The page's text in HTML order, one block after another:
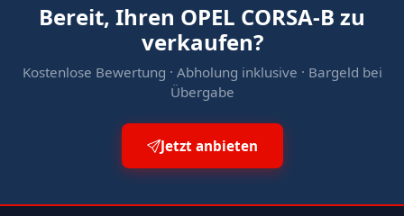
Bereit, Ihren OPEL CORSA-B zu
verkaufen?
Kostenlose Bewertung · Abholung inklusive · Bargeld bei
Übergabe
Jetzt anbieten